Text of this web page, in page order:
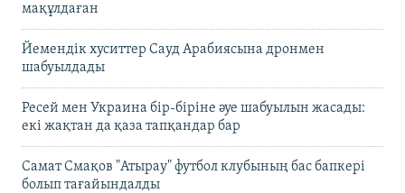
мақұлдаған
Йемендік хуситтер Сауд Арабиясына дронмен
шабуылдады
Ресей мен Украина бір-біріне әуе шабуылын жасады:
екі жақтан да қаза тапқандар бар
Самат Смақов "Атырау" футбол клубының бас бапкері
болып тағайындалды